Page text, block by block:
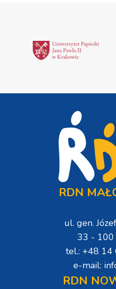
RDN
ul. gen.
33 - 100
tel.: +48
e-mail:
RDN